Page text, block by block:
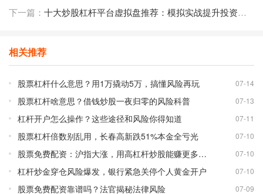
下一篇： 十大炒股杠杆平台虚拟盘推荐：模拟实战提升投资技巧与策略
相关推荐
股票杠杆什么意思？用1万撬动5万，搞懂风险再玩 07-14
股票杠杆啥意思？借钱炒股一夜归零的风险科普 07-13
杠杆开户怎么操作？这些途径和风险你得知道 07-11
股票杠杆倍数别乱用，长春高新跌51%本金全亏光 07-10
股票免费配资：沪指大涨，用高杠杆炒股能赚更多吗？ 07-10
杠杆炒金穿仓风险爆发，银行紧急关停个人黄金开户 07-10
股票免费配资靠谱吗？法官揭秘法律风险 07-09